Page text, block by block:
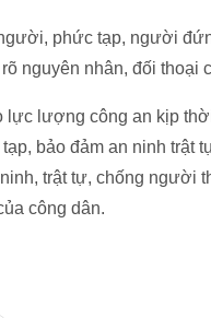
phức tạp, người
nguyên nhân, đối
lực lượng công an kịp
bảo đảm an ninh trật
trật tự, chống người
công dân.